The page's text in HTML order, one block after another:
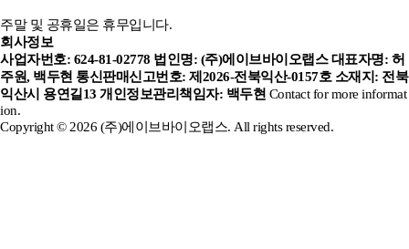
주말 및 공휴일은 휴무입니다.
회사정보
사업자번호: 624-81-02778 법인명: (주)에이브바이오랩스 대표자명: 허
주원, 백두현 통신판매신고번호: 제2026-전북익산-0157호 소재지: 전북
익산시 용연길13 개인정보관리책임자: 백두현 Contact for more informat
ion.
Copyright © 2026 (주)에이브바이오랩스. All rights reserved.